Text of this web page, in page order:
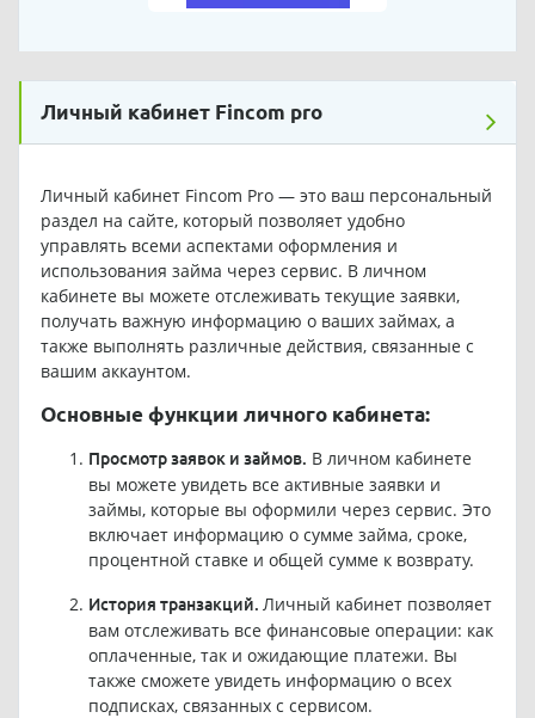
Личный кабинет Fincom pro
Личный кабинет Fincom Pro — это ваш персональный
раздел на сайте, который позволяет удобно
управлять всеми аспектами оформления и
использования займа через сервис. В личном
кабинете вы можете отслеживать текущие заявки,
получать важную информацию о ваших займах, а
также выполнять различные действия, связанные с
вашим аккаунтом.
Основные функции личного кабинета:
Просмотр заявок и займов. В личном кабинете
вы можете увидеть все активные заявки и
займы, которые вы оформили через сервис. Это
включает информацию о сумме займа, сроке,
процентной ставке и общей сумме к возврату.
История транзакций. Личный кабинет позволяет
вам отслеживать все финансовые операции: как
оплаченные, так и ожидающие платежи. Вы
также сможете увидеть информацию о всех
подписках, связанных с сервисом.